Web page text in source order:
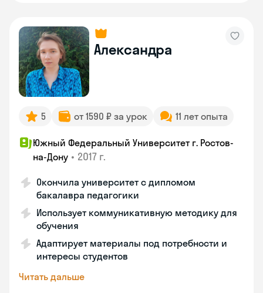
Александра
5 от 1590 ₽ за урок 11 лет опыта
Южный Федеральный Университет г. Ростов-
на-Дону • 2017 г.
Окончила университет с дипломом
бакалавра педагогики
Использует коммуникативную методику для
обучения
Адаптирует материалы под потребности и
интересы студентов
Читать дальше